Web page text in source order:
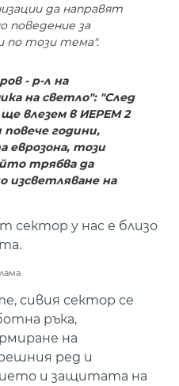
да направят
поведение за
по този тема".
- р-л на
на светло": "След
ще влезем в ИЕРЕМ 2
повече години,
еврозона, този
трябва да
изсветляване на
сектор у нас е близо
сивия сектор се
ръка,
на
ред и
и защитата на